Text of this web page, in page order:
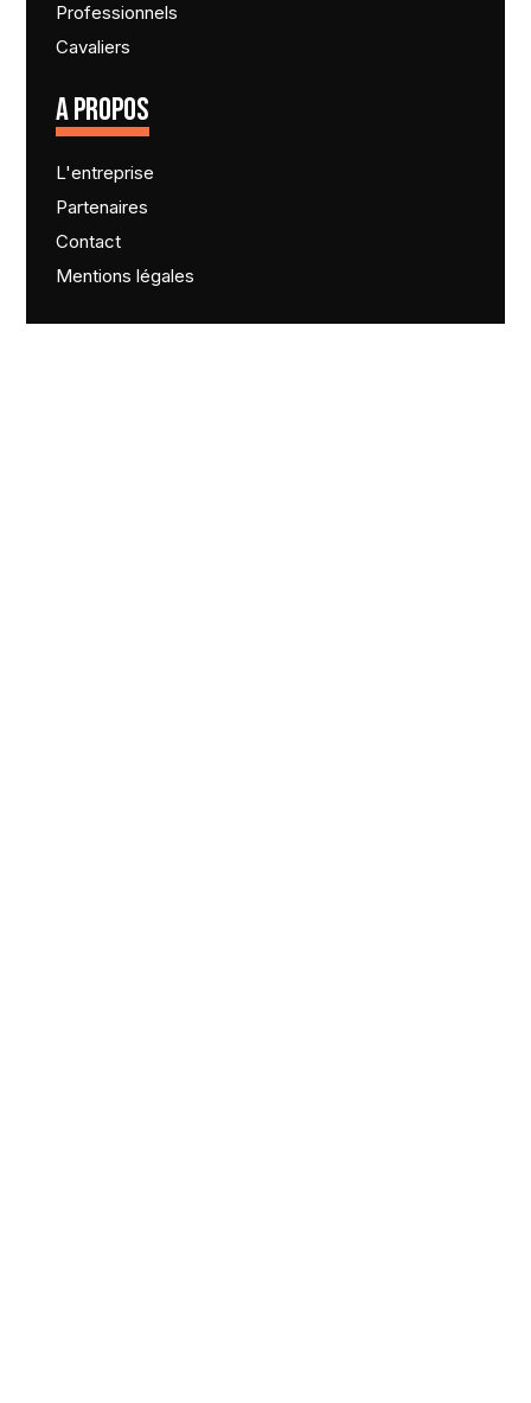
Professionnels
Cavaliers
A PROPOS
L'entreprise
Partenaires
Contact
Mentions légales